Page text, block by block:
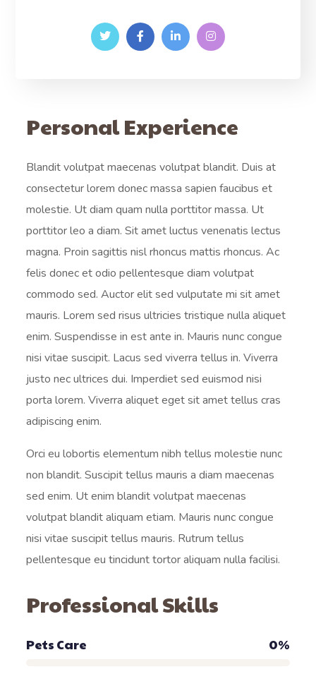
Personal Experience
Blandit volutpat maecenas volutpat blandit. Duis at
consectetur lorem donec massa sapien faucibus et
molestie. Ut diam quam nulla porttitor massa. Ut
porttitor leo a diam. Sit amet luctus venenatis lectus
magna. Proin sagittis nisl rhoncus mattis rhoncus. Ac
felis donec et odio pellentesque diam volutpat
commodo sed. Auctor elit sed vulputate mi sit amet
mauris. Lorem sed risus ultricies tristique nulla aliquet
enim. Suspendisse in est ante in. Mauris nunc congue
nisi vitae suscipit. Lacus sed viverra tellus in. Viverra
justo nec ultrices dui. Imperdiet sed euismod nisi
porta lorem. Viverra aliquet eget sit amet tellus cras
adipiscing enim.
Orci eu lobortis elementum nibh tellus molestie nunc
non blandit. Suscipit tellus mauris a diam maecenas
sed enim. Ut enim blandit volutpat maecenas
volutpat blandit aliquam etiam. Mauris nunc congue
nisi vitae suscipit tellus mauris. Rutrum tellus
pellentesque eu tincidunt tortor aliquam nulla facilisi.
Professional Skills
Pets Care 0%